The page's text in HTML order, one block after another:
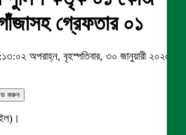
গ্রেফতার ০১
অপরাহ্ন, বৃহস্পতিবার, ৩০ জানুয়ারী ২০২৫
করুন